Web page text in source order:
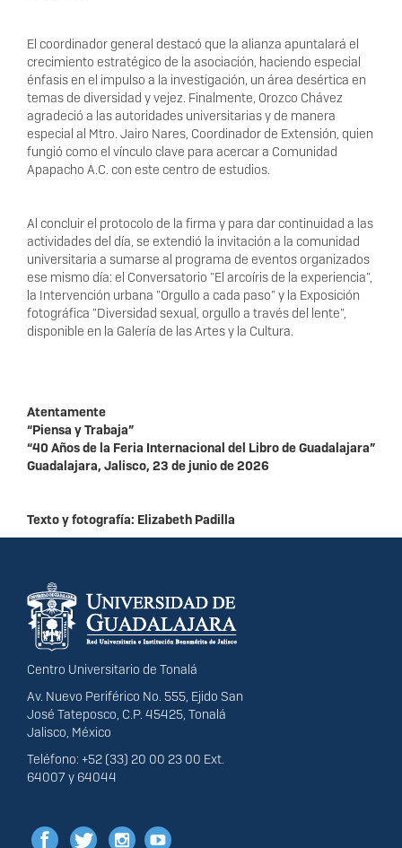
El coordinador general destacó que la alianza apuntalará el
crecimiento estratégico de la asociación, haciendo especial
énfasis en el impulso a la investigación, un área desértica en
temas de diversidad y vejez. Finalmente, Orozco Chávez
agradeció a las autoridades universitarias y de manera
especial al Mtro. Jairo Nares, Coordinador de Extensión, quien
fungió como el vínculo clave para acercar a Comunidad
Apapacho A.C. con este centro de estudios.
Al concluir el protocolo de la firma y para dar continuidad a las
actividades del día, se extendió la invitación a la comunidad
universitaria a sumarse al programa de eventos organizados
ese mismo día: el Conversatorio "El arcoíris de la experiencia",
la Intervención urbana "Orgullo a cada paso" y la Exposición
fotográfica "Diversidad sexual, orgullo a través del lente",
disponible en la Galería de las Artes y la Cultura.
Atentamente
“Piensa y Trabaja”
“40 Años de la Feria Internacional del Libro de Guadalajara”
Guadalajara, Jalisco, 23 de junio de 2026
Texto y fotografía: Elizabeth Padilla
Información del
portal
Centro Universitario de Tonalá
Av. Nuevo Periférico No. 555, Ejido San
José Tateposco, C.P. 45425, Tonalá
Jalisco, México
Teléfono: +52 (33) 20 00 23 00 Ext.
64007 y 64044